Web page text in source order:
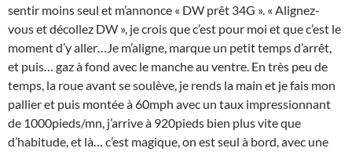
sentir moins seul et m’annonce « DW prêt 34G ». « Alignez-
vous et décollez DW », je crois que c’est pour moi et que c’est le
moment d’y aller…Je m’aligne, marque un petit temps d’arrêt,
et puis… gaz à fond avec le manche au ventre. En très peu de
temps, la roue avant se soulève, je rends la main et je fais mon
pallier et puis montée à 60mph avec un taux impressionnant
de 1000pieds/mn, j’arrive à 920pieds bien plus vite que
d’habitude, et là… c’est magique, on est seul à bord, avec une